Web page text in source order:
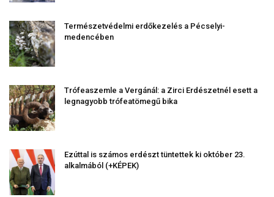
Természetvédelmi erdőkezelés a Pécselyi-
medencében
Trófeaszemle a Vergánál: a Zirci Erdészetnél esett a
legnagyobb trófeatömegű bika
Ezúttal is számos erdészt tüntettek ki október 23.
alkalmából (+KÉPEK)